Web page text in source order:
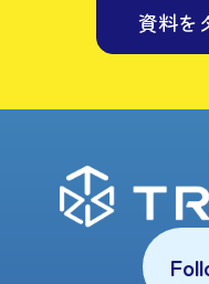
資料を